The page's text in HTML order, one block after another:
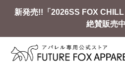
ン
新発売!!「2026SS FOX CHILL
絶賛販売